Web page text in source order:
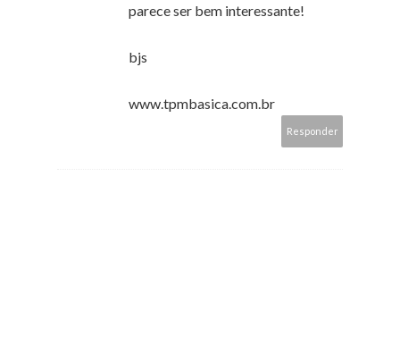
parece ser bem interessante!
bjs
www.tpmbasica.com.br
Responder